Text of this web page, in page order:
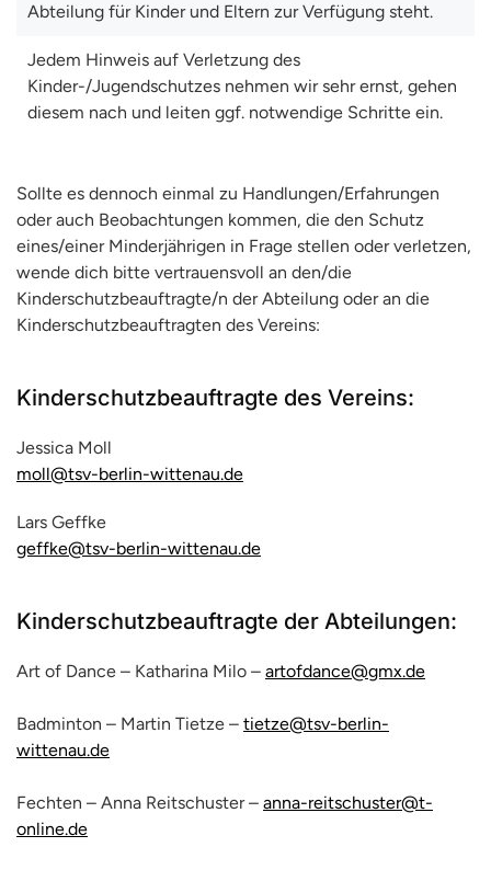
Abteilung für Kinder und Eltern zur Verfügung steht.
Jedem Hinweis auf Verletzung des
Kinder-/Jugendschutzes nehmen wir sehr ernst, gehen
diesem nach und leiten ggf. notwendige Schritte ein.
Sollte es dennoch einmal zu Handlungen/Erfahrungen
oder auch Beobachtungen kommen, die den Schutz
eines/einer Minderjährigen in Frage stellen oder verletzen,
wende dich bitte vertrauensvoll an den/die
Kinderschutzbeauftragte/n der Abteilung oder an die
Kinderschutzbeauftragten des Vereins:
Kinderschutzbeauftragte des Vereins:
Jessica Moll
moll@tsv-berlin-wittenau.de
Lars Geffke
geffke@tsv-berlin-wittenau.de
Kinderschutzbeauftragte der Abteilungen:
Art of Dance – Katharina Milo – artofdance@gmx.de
Badminton – Martin Tietze – tietze@tsv-berlin-
wittenau.de
Fechten – Anna Reitschuster – anna-reitschuster@t-
online.de